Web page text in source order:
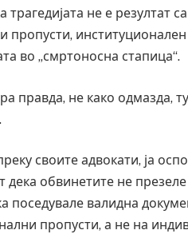
трагедијата не е резултат
пропусти,
во „смртоносна стапица“.
правда, не како одмазда,
своите адвокати, ја
дека обвинетите не
поседувале валидна
пропусти, а не на